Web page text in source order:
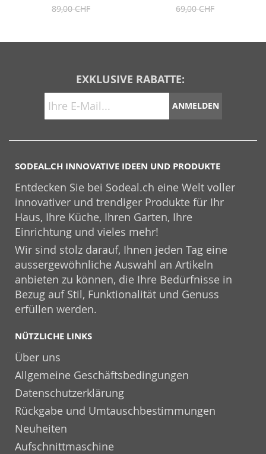
89,00 CHF
69,00 CHF
EXKLUSIVE RABATTE:
ANMELDEN
SODEAL.CH INNOVATIVE IDEEN UND PRODUKTE
Entdecken Sie bei Sodeal.ch eine Welt voller
innovativer und trendiger Produkte für Ihr
Haus, Ihre Küche, Ihren Garten, Ihre
Einrichtung und vieles mehr!
Wir sind stolz darauf, Ihnen jeden Tag eine
aussergewöhnliche Auswahl an Artikeln
anbieten zu können, die Ihre Bedürfnisse in
Bezug auf Stil, Funktionalität und Genuss
erfüllen werden.
NÜTZLICHE LINKS
Über uns
Allgemeine Geschäftsbedingungen
Datenschutzerklärung
Rückgabe und Umtauschbestimmungen
Neuheiten
Aufschnittmaschine